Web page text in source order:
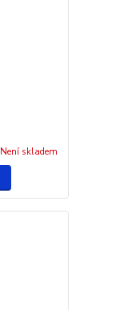
Není skladem